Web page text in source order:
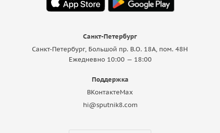
Санкт-Петербург
Санкт-Петербург, Большой пр. В.О. 18A, пом. 48Н
Ежедневно 10:00 — 18:00
Поддержка
ВКонтактеMax
hi@sputnik8.com